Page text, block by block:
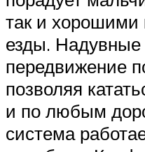
так и хорошими
езды. Надувные
передвижение
позволяя
и по любым
система